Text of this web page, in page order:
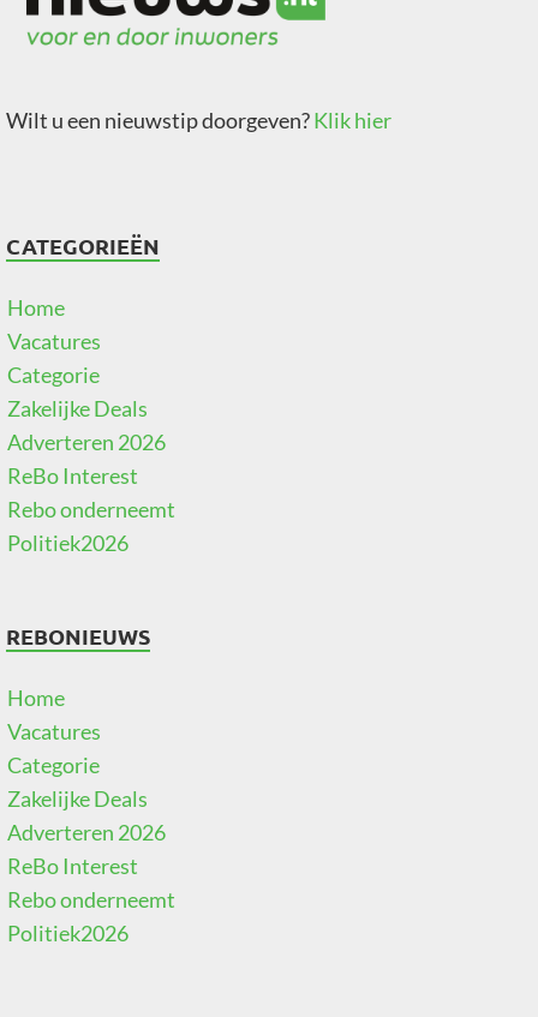
Wilt u een nieuwstip doorgeven?Klik hier
CATEGORIEËN
Home
Vacatures
Categorie
Zakelijke Deals
Adverteren 2026
ReBo Interest
Rebo onderneemt
Politiek2026
REBONIEUWS
Home
Vacatures
Categorie
Zakelijke Deals
Adverteren 2026
ReBo Interest
Rebo onderneemt
Politiek2026